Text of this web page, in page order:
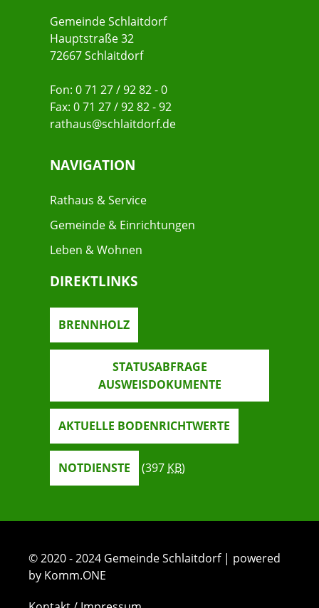
Gemeinde Schlaitdorf
Hauptstraße 32
72667 Schlaitdorf
Fon: 0 71 27 / 92 82 - 0
Fax: 0 71 27 / 92 82 - 92
rathaus@schlaitdorf.de
NAVIGATION
Rathaus & Service
Gemeinde & Einrichtungen
Leben & Wohnen
DIREKTLINKS
BRENNHOLZ
STATUSABFRAGE
AUSWEISDOKUMENTE
AKTUELLE BODENRICHTWERTE
NOTDIENSTE (397 KB)
© 2020 - 2024 Gemeinde Schlaitdorf | powered
by Komm.ONE